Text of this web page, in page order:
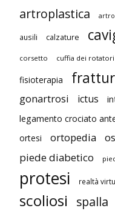
artroplastica
ausili calzature
corsetto cuffia dei rotatori
fisioterapia
gonartrosi ictus
legamento crociato
ortesi
ortopedia
piede diabetico
protesi realtà
scoliosi spalla